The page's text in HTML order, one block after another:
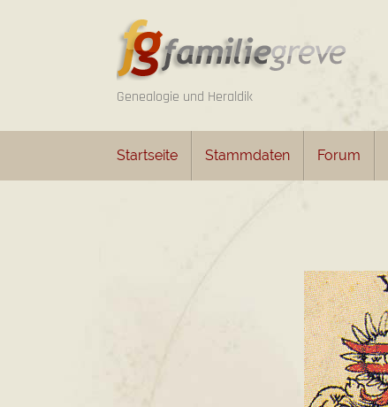
Genealogie und Heraldik
Startseite Stammdaten Forum